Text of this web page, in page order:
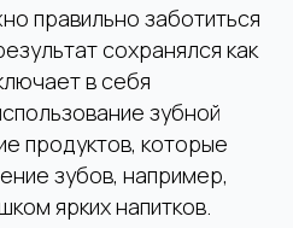
правильно заботиться
сохранялся как
в себя
зубной
продуктов, которые
зубов, например,
ярких напитков.